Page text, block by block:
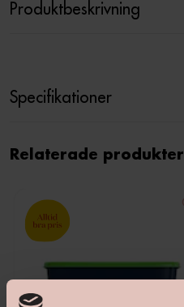
Produktbeskrivning
Specifikationer
Relaterade produkter